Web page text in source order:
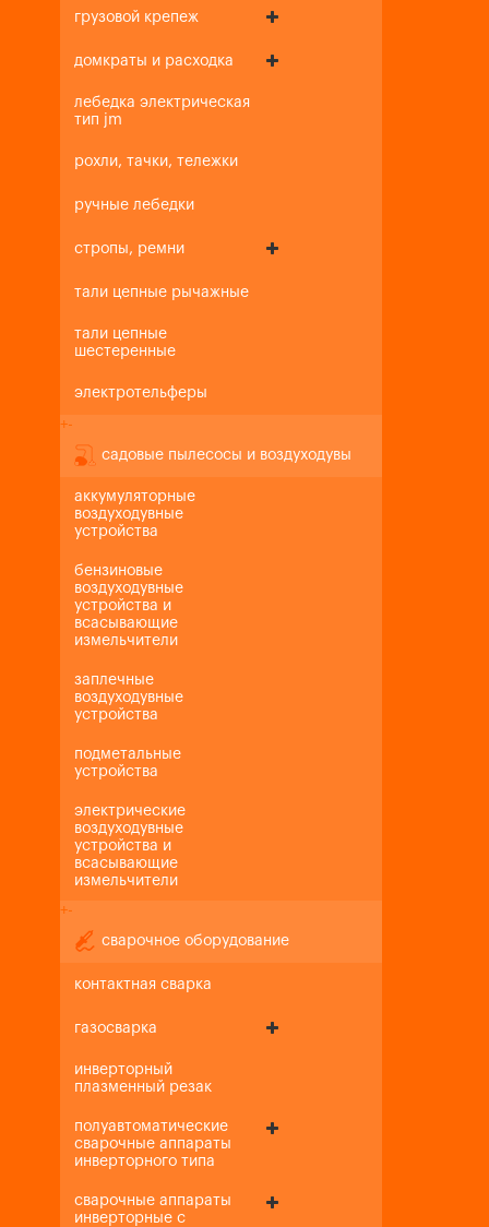
грузовой крепеж
домкраты и расходка
лебедка электрическая
тип jm
рохли, тачки, тележки
ручные лебедки
стропы, ремни
тали цепные рычажные
тали цепные
шестеренные
электротельферы
+-
садовые пылесосы и воздуходувы
аккумуляторные
воздуходувные
устройства
бензиновые
воздуходувные
устройства и
всасывающие
измельчители
заплечные
воздуходувные
устройства
подметальные
устройства
электрические
воздуходувные
устройства и
всасывающие
измельчители
+-
сварочное оборудование
контактная сварка
газосварка
инверторный
плазменный резак
полуавтоматические
сварочные аппараты
инверторного типа
сварочные аппараты
инверторные с